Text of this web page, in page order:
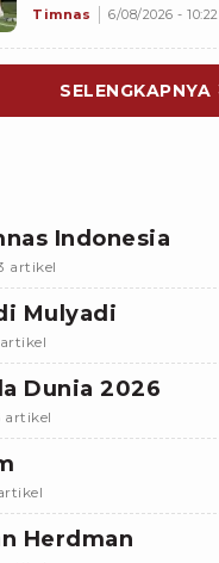
Piala AFF 2026
Timnas 6/08/2026 - 10:22
SELENGKAPNYA
Indonesia
artikel
Mulyadi
Dunia 2026
artikel
Herdman